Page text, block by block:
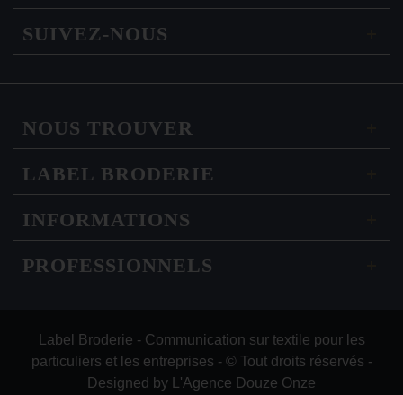
SUIVEZ-NOUS
NOUS TROUVER
LABEL BRODERIE
INFORMATIONS
PROFESSIONNELS
Label Broderie - Communication sur textile pour les
particuliers et les entreprises - © Tout droits réservés -
Designed by
L'Agence Douze Onze